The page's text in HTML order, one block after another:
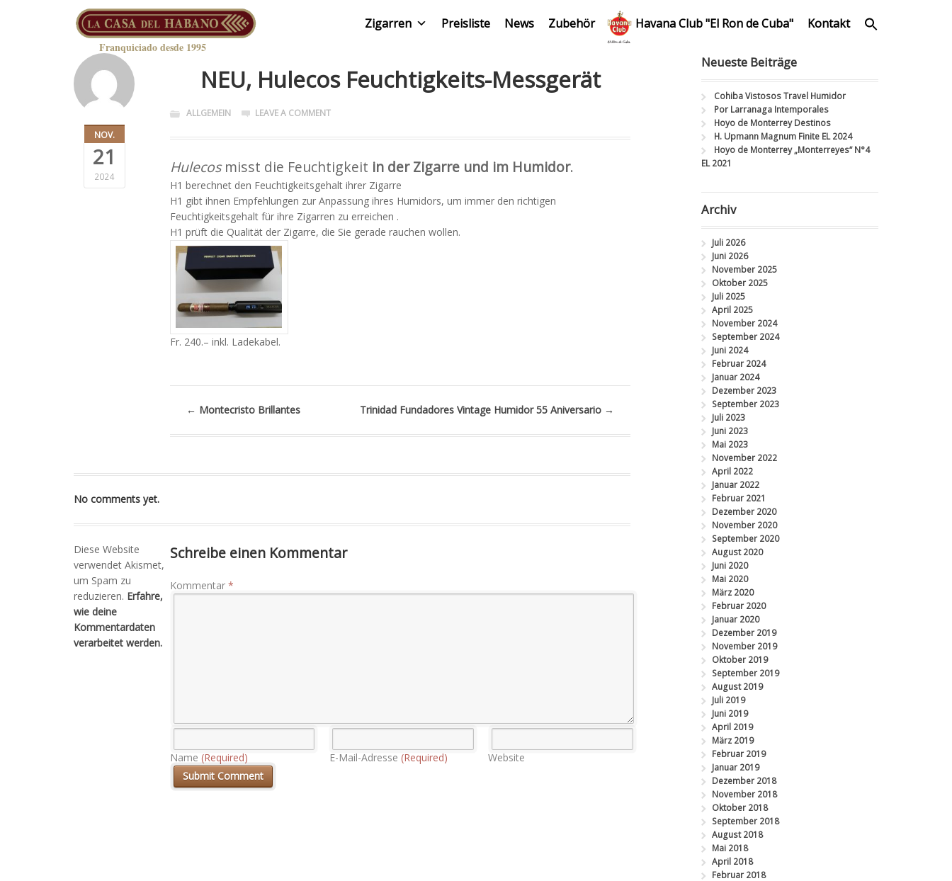
Franquiciado desde 1995
Zigarren Preisliste News Zubehör Havana Club "El Ron de Cuba" Kontakt
NOV.
21
2024
NEU, Hulecos Feuchtigkeits-Messgerät
ALLGEMEIN LEAVE A COMMENT
Hulecosmisst die Feuchtigkeit in der Zigarre und im Humidor.
H1 berechnet den Feuchtigkeitsgehalt ihrer Zigarre
H1 gibt ihnen Empfehlungen zur Anpassung ihres Humidors, um immer den richtigen
Feuchtigkeitsgehalt für ihre Zigarren zu erreichen .
H1 prüft die Qualität der Zigarre, die Sie gerade rauchen wollen.
Fr. 240.– inkl. Ladekabel.
← Montecristo Brillantes Trinidad Fundadores Vintage Humidor 55 Aniversario →
No comments yet.
Schreibe einen Kommentar
Kommentar *
Name (Required) E-Mail-Adresse (Required) Website
Diese Website
verwendet Akismet,
um Spam zu
reduzieren. Erfahre,
wie deine
Kommentardaten
verarbeitet werden.
Neueste Beiträge
Cohiba Vistosos Travel Humidor
Por Larranaga Intemporales
Hoyo de Monterrey Destinos
H. Upmann Magnum Finite EL 2024
Hoyo de Monterrey „Monterreyes“ N°4
EL 2021
Archiv
Juli 2026
Juni 2026
November 2025
Oktober 2025
Juli 2025
April 2025
November 2024
September 2024
Juni 2024
Februar 2024
Januar 2024
Dezember 2023
September 2023
Juli 2023
Juni 2023
Mai 2023
November 2022
April 2022
Januar 2022
Februar 2021
Dezember 2020
November 2020
September 2020
August 2020
Juni 2020
Mai 2020
März 2020
Februar 2020
Januar 2020
Dezember 2019
November 2019
Oktober 2019
September 2019
August 2019
Juli 2019
Juni 2019
April 2019
März 2019
Februar 2019
Januar 2019
Dezember 2018
November 2018
Oktober 2018
September 2018
August 2018
Mai 2018
April 2018
Februar 2018